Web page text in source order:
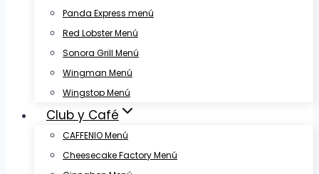
Panda Express menú
Red Lobster Menú
Sonora Grill Menú
Wingman Menú
Wingstop Menú
Club y Café
CAFFENIO Menú
Cheesecake Factory Menú